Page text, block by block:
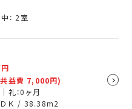
： 2 室
共益費 7,000円)
礼：0ヶ月
Ｋ / 38.38m2